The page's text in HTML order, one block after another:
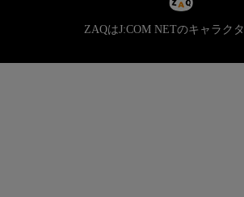
ZAQはJ:COM NETのキャラク